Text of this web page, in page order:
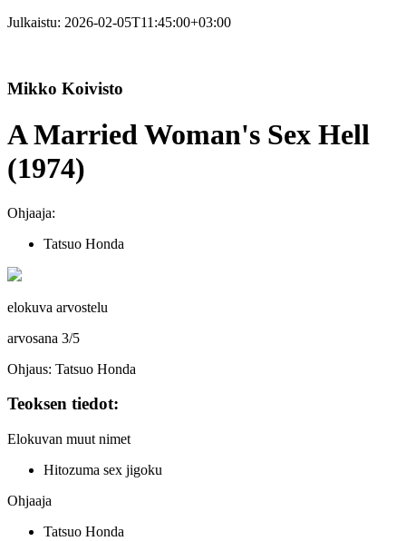
Julkaistu: 2026-02-05T11:45:00+03:00
Mikko Koivisto
A Married Woman's Sex Hell
(1974)
Ohjaaja:
Tatsuo Honda
elokuva arvostelu
arvosana 3/5
Ohjaus: Tatsuo Honda
Teoksen tiedot:
Elokuvan muut nimet
Hitozuma sex jigoku
Ohjaaja
Tatsuo Honda